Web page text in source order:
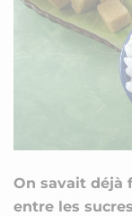
On savait déjà
entre les